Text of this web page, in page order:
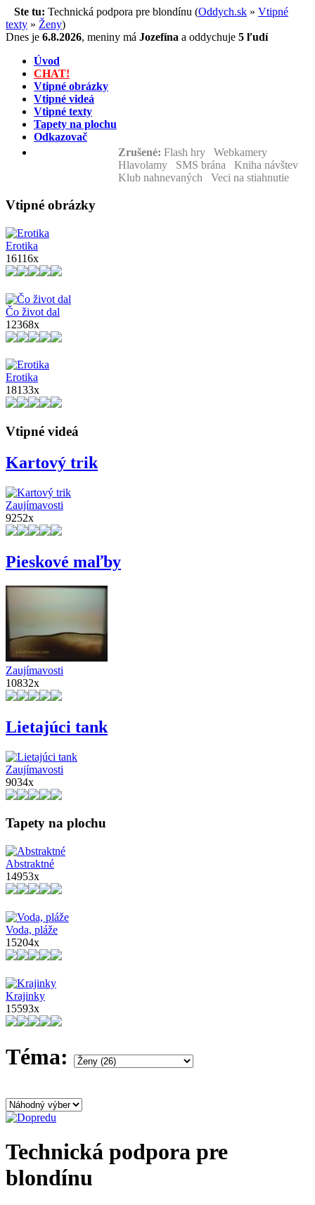
Ste tu: Technická podpora pre blondínu (Oddych.sk » Vtipné
texty » Ženy)
Dnes je 6.8.2026, meniny má Jozefína a oddychuje 5 ľudí
Úvod
CHAT!
Vtipné obrázky
Vtipné videá
Vtipné texty
Tapety na plochu
Odkazovač
Zrušené: Flash hry Webkamery
Hlavolamy SMS brána Kniha návštev
Klub nahnevaných Veci na stiahnutie
Vtipné obrázky
Erotika
16116x
Čo život dal
12368x
Erotika
18133x
Vtipné videá
Kartový trik
Zaujímavosti
9252x
Pieskové maľby
Zaujímavosti
10832x
Lietajúci tank
Zaujímavosti
9034x
Tapety na plochu
Abstraktné
14953x
Voda, pláže
15204x
Krajinky
15593x
Téma:
Technická podpora pre
blondínu